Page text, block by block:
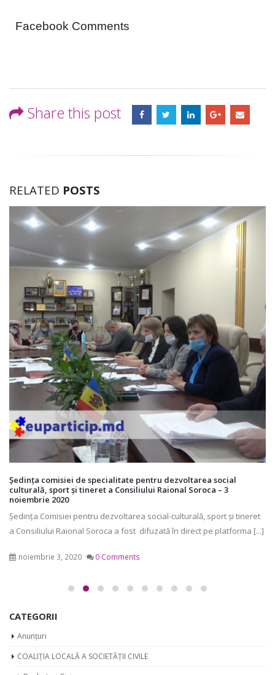
Facebook Comments
Share this post
RELATED POSTS
Şedinţa comisiei de specialitate pentru dezvoltarea social
culturală, sport şi tineret a Consiliului Raional Soroca – 3
noiembrie 2020
Ședința Comisiei pentru dezvoltarea social-culturală, sport şi tineret
a Consiliului Raional Soroca a fost difuzată în direct pe platforma [...]
noiembrie 3, 2020 0 Comments
CATEGORII
Anunțuri
COALIȚIA LOCALĂ A SOCIETĂȚII CIVILE